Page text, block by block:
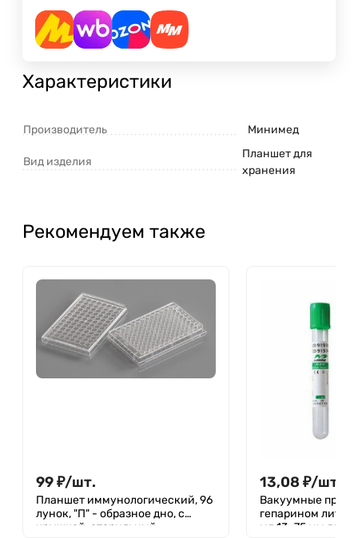
Характеристики
Производитель Минимед
Вид изделия
Планшет для
хранения
Рекомендуем также
99₽/шт.
Планшет иммунологический, 96
лунок, "П" - образное дно, с
крышкой, стерильный,
13,08 ₽/шт.
Вакуумные
гепарином
мл 13×75 мм для